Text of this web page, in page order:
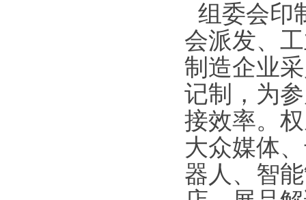
组委会印
会派发、
制造企业
记制，为
接效率。
大众媒体
器人、智